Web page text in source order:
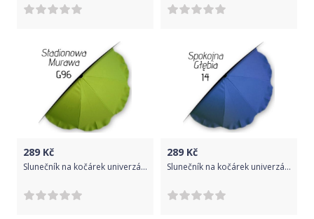
289 Kč
Slunečník na kočárek univerzální G96
289 Kč
Slunečník na kočárek univerzální 14